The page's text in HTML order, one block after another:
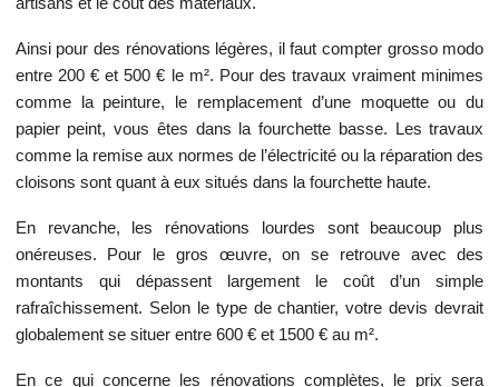
Ainsi pour des rénovations légères, il faut compter grosso modo
entre 200 € et 500 € le m². Pour des travaux vraiment minimes
comme la peinture, le remplacement d’une moquette ou du
papier peint, vous êtes dans la fourchette basse. Les travaux
comme la remise aux normes de l’électricité ou la réparation des
cloisons sont quant à eux situés dans la fourchette haute.
En revanche, les rénovations lourdes sont beaucoup plus
onéreuses. Pour le gros œuvre, on se retrouve avec des
montants qui dépassent largement le coût d’un simple
rafraîchissement. Selon le type de chantier, votre devis devrait
globalement se situer entre 600 € et 1500 € au m².
En ce qui concerne les rénovations complètes, le prix sera